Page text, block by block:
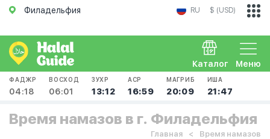
Филадельфия RU $ (USD)
Меню
Каталог
ФАДЖР
04:18
ВОСХОД
06:01
ЗУХР
13:12
АСР
16:59
МАГРИБ
20:09
ИША
21:47
Время намазов в г. Филадельфия
Главная Время намазов